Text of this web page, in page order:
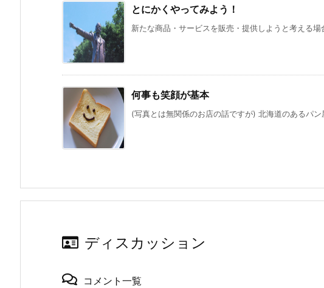
とにかくやってみよう！
新たな商品・サービスを販売・提供しようと考える
何事も笑顔が基本
(写真とは無関係のお店の話ですが) 北海道のあるパ
ディスカッション
コメント一覧